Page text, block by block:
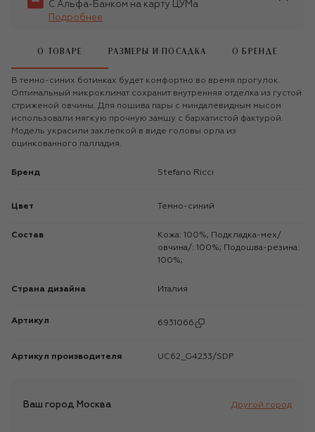
С Альфа-Банком на карту ЦУМа
Подробнее
О ТОВАРЕ РАЗМЕРЫ И ПОСАДКА О БРЕНДЕ
В темно-синих ботинках будет комфортно во время прогулок.
Оптимальный микроклимат сохранит внутренняя отделка из густой
стриженой овчины. Для пошива пары с миндалевидным мысом
использовали мягкую прочную замшу с бархатистой фактурой.
Модель украсили заклепкой в виде головы орла из
оцинкованного палладия.
Бренд Stefano Ricci
Цвет Темно-синий
Состав
Кожа: 100%; Подкладка-мех/
овчина/: 100%; Подошва-резина:
100%;
Страна дизайна Италия
Артикул 6931066
Артикул производителя UC62_G4233/SDP
Ваш город Москва Другой город